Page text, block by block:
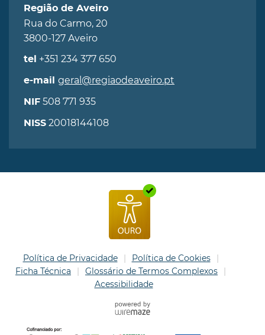
Região de Aveiro
Rua do Carmo, 20
3800-127 Aveiro
tel +351 234 377 650
e-mail geral@regiaodeaveiro.pt
NIF 508 771 935
NISS 20018144108
Política de Privacidade
Política de Cookies
Ficha Técnica
Glossário de Termos Complexos
Acessibilidade